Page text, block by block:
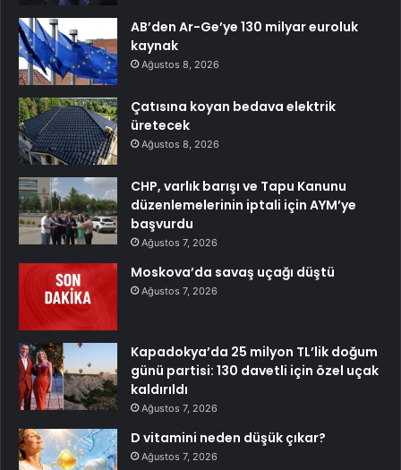
AB’den Ar-Ge’ye 130 milyar euroluk
kaynak
Ağustos 8, 2026
Çatısına koyan bedava elektrik
üretecek
Ağustos 8, 2026
CHP, varlık barışı ve Tapu Kanunu
düzenlemelerinin iptali için AYM’ye
başvurdu
Ağustos 7, 2026
Moskova’da savaş uçağı düştü
Ağustos 7, 2026
Kapadokya’da 25 milyon TL’lik doğum
günü partisi: 130 davetli için özel uçak
kaldırıldı
Ağustos 7, 2026
D vitamini neden düşük çıkar?
Ağustos 7, 2026